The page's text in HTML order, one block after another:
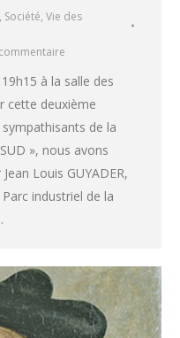
, Société, Vie des
à la salle des
cette deuxième
de la
», nous avons
Louis GUYADER,
industriel de la